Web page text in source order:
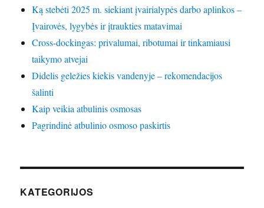
Ką stebėti 2025 m. siekiant įvairialypės darbo aplinkos –
Įvairovės, lygybės ir įtraukties matavimai
Cross-dockingas: privalumai, ribotumai ir tinkamiausi
taikymo atvejai
Didelis geležies kiekis vandenyje – rekomendacijos
šalinti
Kaip veikia atbulinis osmosas
Pagrindinė atbulinio osmoso paskirtis
KATEGORIJOS